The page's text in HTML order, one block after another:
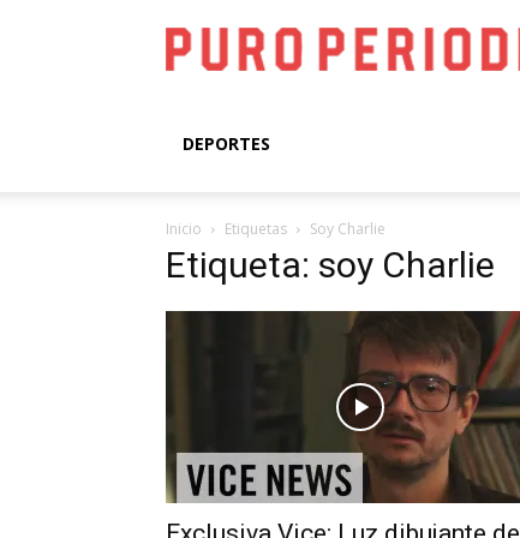
DEPORTES
Inicio Etiquetas Soy Charlie
Etiqueta: soy Charlie